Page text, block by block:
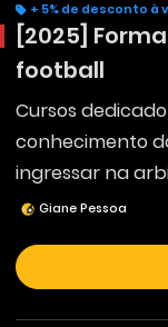
+ 5% de desconto à
[2025]
football
Cursos
conhecimento
ingressar na
Giane Pessoa